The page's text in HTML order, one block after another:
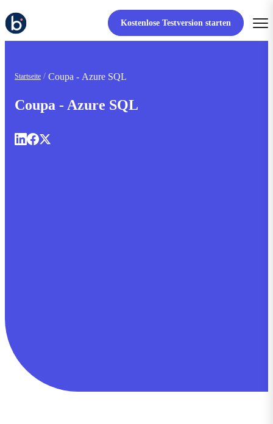
Kostenlose Testversion starten
Startseite Coupa - Azure SQL
Coupa - Azure SQL